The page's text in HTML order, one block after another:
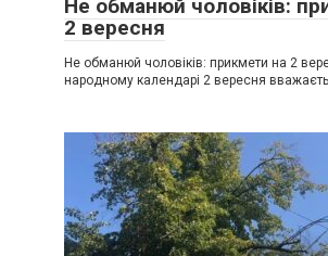
Не обманюй чоловіків:
2 вересня
Не обманюй чоловіків: прикмети на 2
народному календарі 2 вересня